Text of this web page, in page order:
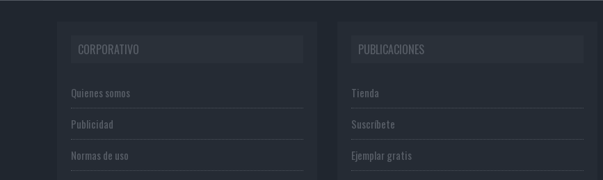
CORPORATIVO
Quienes somos
Publicidad
Normas de uso
PUBLICACIONES
Tienda
Suscríbete
Ejemplar gratis